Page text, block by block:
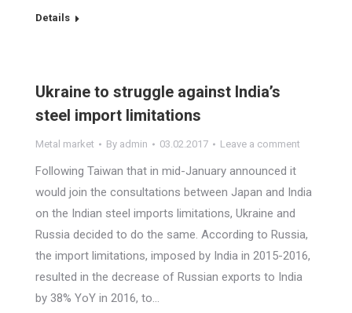
Details
Ukraine to struggle against India’s
steel import limitations
Metal market By admin 03.02.2017 Leave a comment
Following Taiwan that in mid-January announced it
would join the consultations between Japan and India
on the Indian steel imports limitations, Ukraine and
Russia decided to do the same. According to Russia,
the import limitations, imposed by India in 2015-2016,
resulted in the decrease of Russian exports to India
by 38% YoY in 2016, to…